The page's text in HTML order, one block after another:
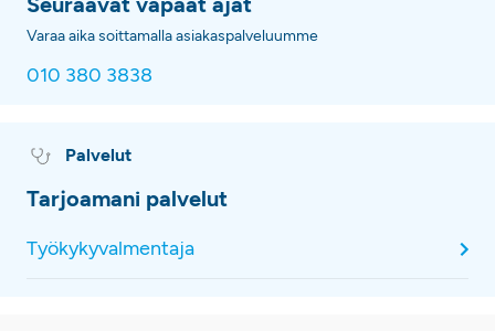
Varaa aika soittamalla asiakaspalveluumme
010 380 3838
Palvelut
Tarjoamani palvelut
Työkykyvalmentaja